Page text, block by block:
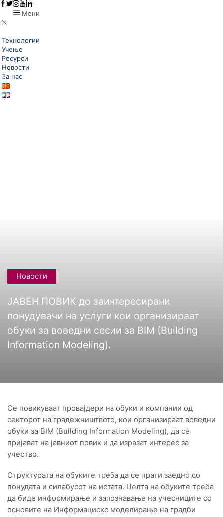
Мени
Технологии
Учење
Ресурси
Новости
За нас
Новости
ЈАВЕН ПОВИК до заинтересирани
понудувачи на услуги кои организираат
обуки за воведни сесии за BIM (Building
Information Modeling).
Се повикуваат провајдери на обуки и компании од
секторот на градежништвото, кои организираат воведни
обуки за BIM (Building Information Modeling), да се
пријават на јавниот повик и да изразат интерес за
учество.
Структурата на обуките треба да се прати заедно со
понудата и силабусот на истата. Целта на обуките треба
да биде информирање и запознавање на учесниците со
основите на Информациско моделирање на градби